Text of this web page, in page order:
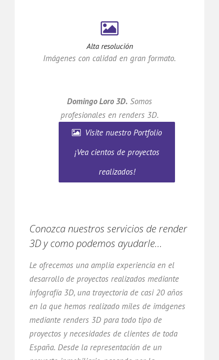
Alta resolución
Imágenes con calidad en gran formato.
Domingo Loro 3D. Somos
profesionales en renders 3D.
Visite nuestro Portfolio
¡Vea cientos de proyectos
realizados!
Conozca nuestros servicios de render
3D y como podemos ayudarle...
Le ofrecemos una amplia experiencia en el
desarrollo de proyectos realizados mediante
infografía 3D, una trayectoria de casi 20 años
en la que hemos realizado miles de imágenes
mediante renders 3D para todo tipo de
proyectos y necesidades de clientes de toda
España. Desde la representación de un